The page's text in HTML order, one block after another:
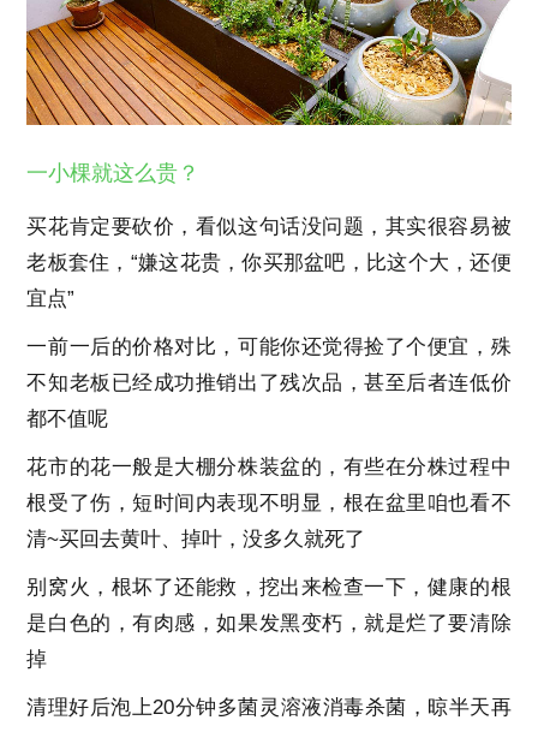
一小棵就这么贵？
买花肯定要砍价，看似这句话没问题，其实很容易被
老板套住，“嫌这花贵，你买那盆吧，比这个大，还便
宜点”
一前一后的价格对比，可能你还觉得捡了个便宜，殊
不知老板已经成功推销出了残次品，甚至后者连低价
都不值呢
花市的花一般是大棚分株装盆的，有些在分株过程中
根受了伤，短时间内表现不明显，根在盆里咱也看不
清~买回去黄叶、掉叶，没多久就死了
别窝火，根坏了还能救，挖出来检查一下，健康的根
是白色的，有肉感，如果发黑变朽，就是烂了要清除
掉
清理好后泡上20分钟多菌灵溶液消毒杀菌，晾半天再